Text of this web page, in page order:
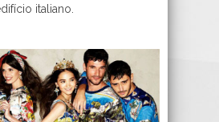
italiano.